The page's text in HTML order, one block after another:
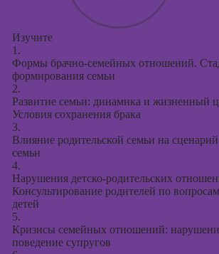
Изучите
1.
Формы брачно-семейных отношений.
формирования семьи
2.
Развитие семьи: динамика и жизненный
Условия сохранения брака
3.
Влияние родительской семьи на
семьи
4.
Нарушения детско-родительских
Консультирование родителей по
детей
5.
Кризисы семейных отношений:
поведение супругов